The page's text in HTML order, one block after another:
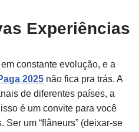
Experiências
constante evolução, e a
2025 não fica pra trás. A
de diferentes países, a
é um convite para você
um “flâneurs” (deixar-se